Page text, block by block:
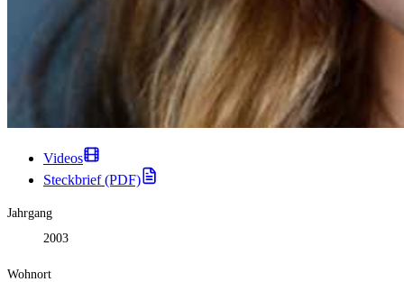
Videos
Steckbrief (PDF)
Jahrgang
2003
Wohnort